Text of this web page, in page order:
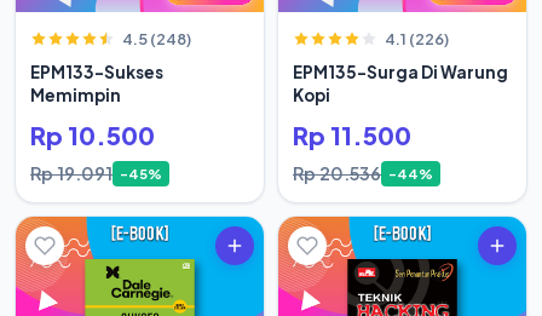
4.5 (248)
EPM133-Sukses
Memimpin
Rp 10.500
Rp 19.091 -45%
4.1 (226)
EPM135-Surga Di Warung
Kopi
Rp 11.500
Rp 20.536 -44%